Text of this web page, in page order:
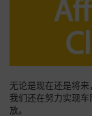
无论是现在还是将
我们还在努力实现
放。